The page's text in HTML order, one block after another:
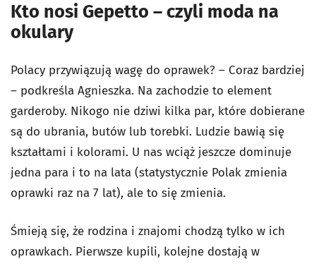
Kto nosi Gepetto – czyli moda na
okulary
Polacy przywiązują wagę do oprawek? – Coraz bardziej
– podkreśla Agnieszka. Na zachodzie to element
garderoby. Nikogo nie dziwi kilka par, które dobierane
są do ubrania, butów lub torebki. Ludzie bawią się
kształtami i kolorami. U nas wciąż jeszcze dominuje
jedna para i to na lata (statystycznie Polak zmienia
oprawki raz na 7 lat), ale to się zmienia.
Śmieją się, że rodzina i znajomi chodzą tylko w ich
oprawkach. Pierwsze kupili, kolejne dostają w